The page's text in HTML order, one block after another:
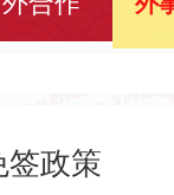
签政策